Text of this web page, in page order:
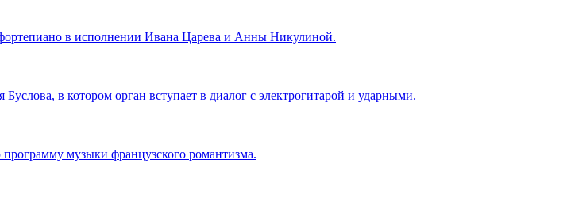
в исполнении Ивана Царева и Анны Никулиной.
в котором орган вступает в диалог с электрогитарой и ударными.
музыки французского романтизма.